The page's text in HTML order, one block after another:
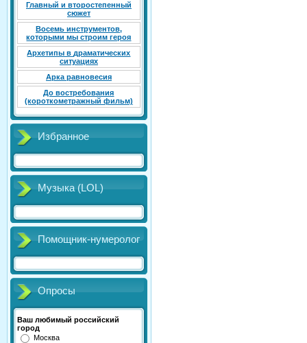
Главный и второстепенный
сюжет
Восемь инструментов,
которыми мы строим героя
Архетипы в драматических
ситуациях
Арка равновесия
До востребования
(короткометражный фильм)
Избранное
Музыка (LOL)
Помощник-нумеролог
Опросы
Ваш любимый российский
город
Москва